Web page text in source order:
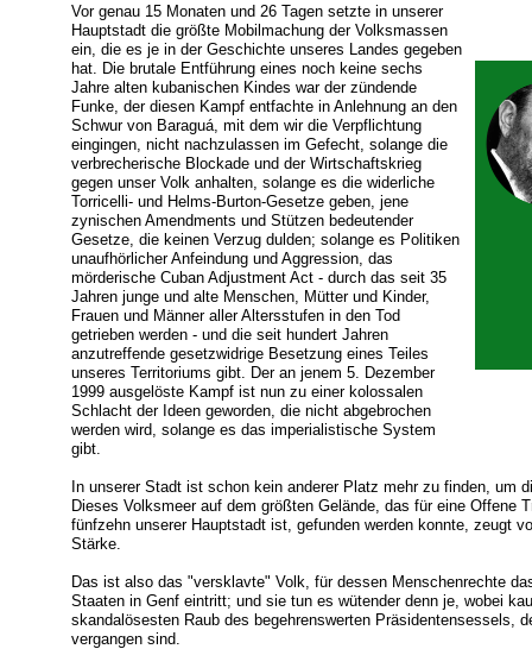
Vor genau 15 Monaten und 26 Tagen setzte in unserer
Hauptstadt die größte Mobilmachung der Volksmassen
ein, die es je in der Geschichte unseres Landes gegeben
hat. Die brutale Entführung eines noch keine sechs
Jahre alten kubanischen Kindes war der zündende
Funke, der diesen Kampf entfachte in Anlehnung an den
Schwur von Baraguá, mit dem wir die Verpflichtung
eingingen, nicht nachzulassen im Gefecht, solange die
verbrecherische Blockade und der Wirtschaftskrieg
gegen unser Volk anhalten, solange es die widerliche
Torricelli- und Helms-Burton-Gesetze geben, jene
zynischen Amendments und Stützen bedeutender
Gesetze, die keinen Verzug dulden; solange es Politiken
unaufhörlicher Anfeindung und Aggression, das
mörderische Cuban Adjustment Act - durch das seit 35
Jahren junge und alte Menschen, Mütter und Kinder,
Frauen und Männer aller Altersstufen in den Tod
getrieben werden - und die seit hundert Jahren
anzutreffende gesetzwidrige Besetzung eines Teiles
unseres Territoriums gibt. Der an jenem 5. Dezember
1999 ausgelöste Kampf ist nun zu einer kolossalen
Schlacht der Ideen geworden, die nicht abgebrochen
werden wird, solange es das imperialistische System
gibt.
In unserer Stadt ist schon kein anderer Platz mehr zu finden, um
Dieses Volksmeer auf dem größten Gelände, das für eine Offene
fünfzehn unserer Hauptstadt ist, gefunden werden konnte, zeugt
Stärke.
Das ist also das "versklavte" Volk, für dessen Menschenrechte
Staaten in Genf eintritt; und sie tun es wütender denn je, wobei
skandalösesten Raub des begehrenswerten Präsidentensessels,
vergangen sind.